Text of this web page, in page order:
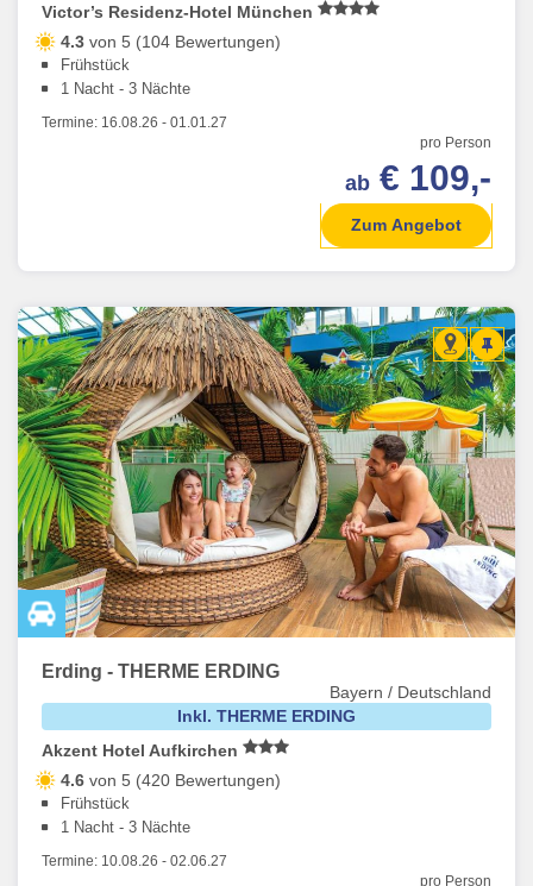
Victor’s Residenz-Hotel München
4.3 von 5 (104 Bewertungen)
Frühstück
1 Nacht - 3 Nächte
Termine: 16.08.26 - 01.01.27
pro Person
ab € 109,-
Zum Angebot
Erding - THERME ERDING
Bayern / Deutschland
Inkl. THERME ERDING
Akzent Hotel Aufkirchen
4.6 von 5 (420 Bewertungen)
Frühstück
1 Nacht - 3 Nächte
Termine: 10.08.26 - 02.06.27
pro Person